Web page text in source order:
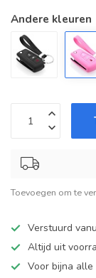
Andere kleuren
Toevoegen om te
Verstuurd
Altijd uit
Voor bijna alle